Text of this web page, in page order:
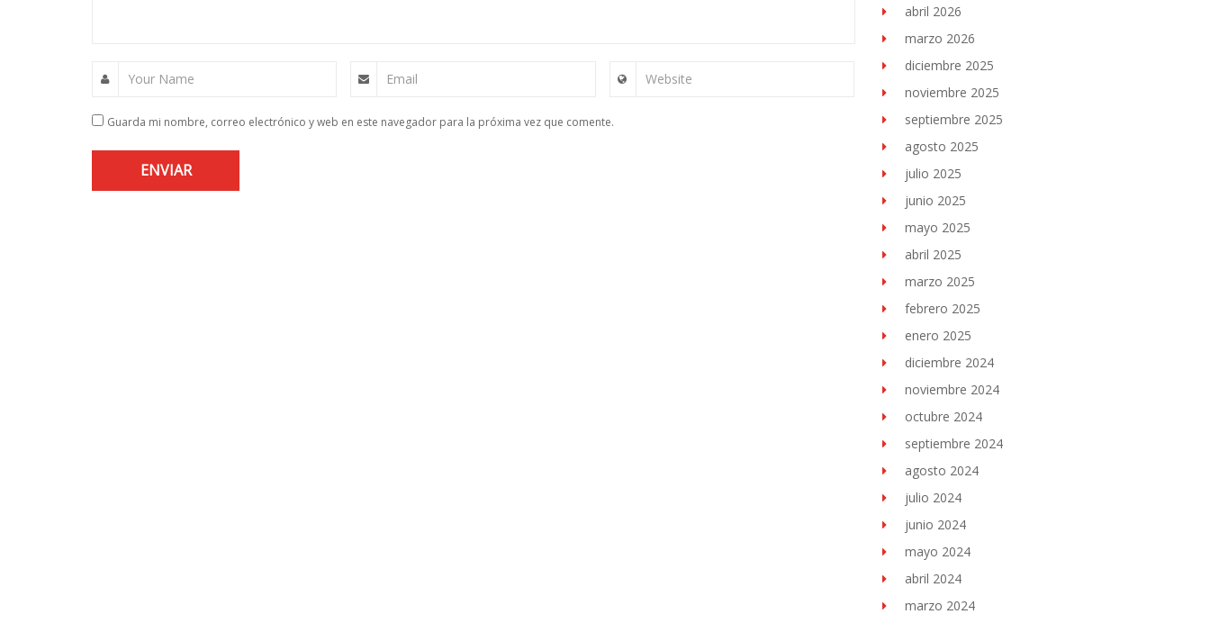
Your Name Email Website
Guarda mi nombre, correo electrónico y web en este navegador para la próxima vez que comente.
abril 2026
marzo 2026
diciembre 2025
noviembre 2025
septiembre 2025
agosto 2025
julio 2025
junio 2025
mayo 2025
abril 2025
marzo 2025
febrero 2025
enero 2025
diciembre 2024
noviembre 2024
octubre 2024
septiembre 2024
agosto 2024
julio 2024
junio 2024
mayo 2024
abril 2024
marzo 2024